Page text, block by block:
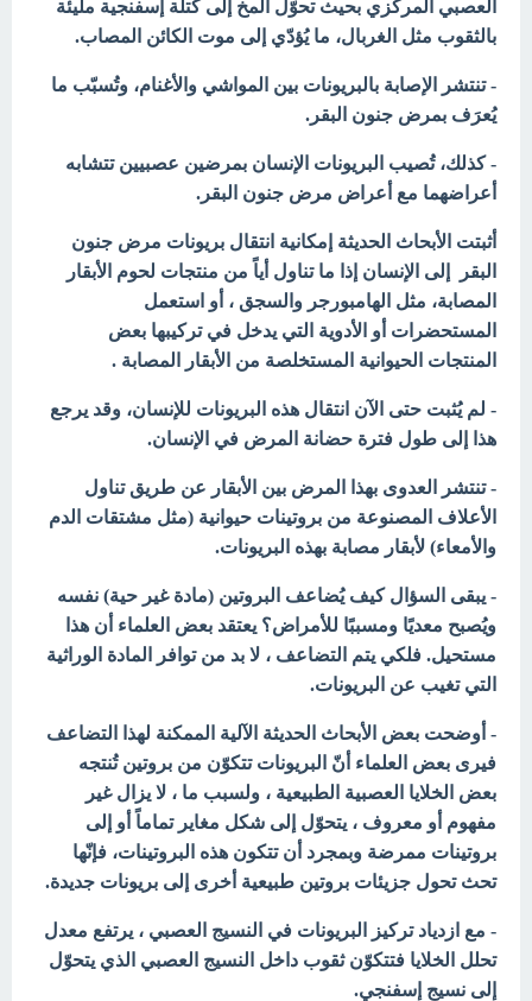
العصبي المركزي بحيث تحوّل المخ إلى كتلة إسفنجية مليئة
بالثقوب مثل الغربال، ما يُؤدّي إلى موت الكائن المصاب.
- تنتشر الإصابة بالبريونات بين المواشي والأغنام، وتُسبّب ما
يُعرَف بمرض جنون البقر.
- كذلك، تُصيب البريونات الإنسان بمرضين عصبيينتتشابه
أعراضهما مع أعراض مرض جنون البقر.
أثبتت الأبحاث الحديثة إمكانية انتقال بريونات مرض جنون
البقر
إلى الإنسان إذا ما تناول أياً من منتجات لحوم الأبقار
المصابة، مثل الهامبورجر والسجق ، أو استعمل
المستحضرات أو الأدوية التي يدخل في تركيبها بعض
المنتجات الحيوانية المستخلصة من الأبقار المصابة .
- لم يُثبت حتى الآن انتقال هذه البريونات للإنسان، وقد يرجع
هذا إلى طول فترة حضانة المرض في الإنسان.
- تنتشر العدوى بهذا المرض بين الأبقار عن طريق تناول
الأعلاف المصنوعة من بروتينات حيوانية (مثل مشتقات الدم
والأمعاء) لأبقار مصابة بهذه البريونات.
- يبقى السؤال كيف يُضاعف البروتين (مادة غير حية) نفسه
ويُصبح معديًا ومسببًا للأمراض؟ يعتقد بعض العلماء أن هذا
مستحيل. فلكي يتم التضاعف ، لا بد من توافر المادة الوراثية
التي تغيب عن البريونات.
- أوضحت بعض الأبحاث الحديثة الآلية الممكنة لهذا التضاعف
فيرى بعض العلماء أنّ البريونات تتكوّن من بروتين تُنتجه
بعض الخلايا العصبية الطبيعية ، ولسبب ما ، لا يزال غير
مفهوم أو معروف ، يتحوّل إلى شكل مغاير تماماً أو إلى
بروتينات ممرضة وبمجرد أن تتكون هذه البروتينات، فإنّها
تحث تحول جزيئات بروتين طبيعية أخرى إلى بريونات جديدة.
- مع ازدياد تركيز البريونات في النسيج العصبي ، يرتفع معدل
تحلل الخلايا فتتكوّن ثقوب داخل النسيج العصبي الذي يتحوّل
إلى نسيج إسفنجي.